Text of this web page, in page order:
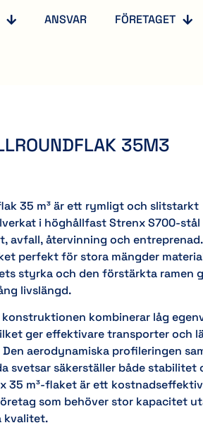
ANSVAR FÖRETAGET
35M3
35 m³ är ett rymligt och slitstarkt
i höghållfast Strenx S700-
avfall, återvinning och
perfekt för stora mängder
styrka och den förstärkta ramen
livslängd.
kombinerar låg
ger effektivare transporter och
aerodynamiska profileringen
svetsar säkerställer både stabilitet
35 m³-flaket är ett
som behöver stor kapacitet
kvalitet.